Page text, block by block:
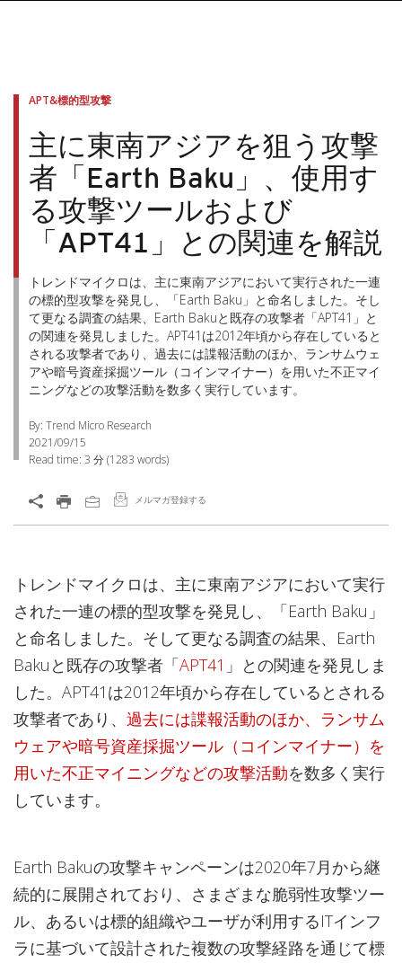
APT&標的型攻撃
主に東南アジアを狙う攻撃
者「Earth Baku」、使用す
る攻撃ツールおよび
「APT41」との関連を解説
トレンドマイクロは、主に東南アジアにおいて実行された一連
の標的型攻撃を発見し、「Earth Baku」と命名しました。そし
て更なる調査の結果、Earth Bakuと既存の攻撃者「APT41」と
の関連を発見しました。APT41は2012年頃から存在していると
される攻撃者であり、過去には諜報活動のほか、ランサムウェ
アや暗号資産採掘ツール（コインマイナー）を用いた不正マイ
ニングなどの攻撃活動を数多く実行しています。
By: Trend Micro Research
2021/09/15
Read time: 3 分(1283 words)
メルマガ登録する
トレンドマイクロは、主に東南アジアにおいて実行
された一連の標的型攻撃を発見し、「Earth Baku」
と命名しました。そして更なる調査の結果、Earth
Bakuと既存の攻撃者「APT41 」との関連を発見しま
した。APT41は2012年頃から存在しているとされる
攻撃者であり、 過去には諜報活動のほか、ランサム
ウェアや暗号資産採掘ツール（コインマイナー）を
用いた不正マイニングなどの攻撃活動を数多く実行
しています。
Earth Bakuの攻撃キャンペーンは2020年7月から継
続的に展開されており、さまざまな脆弱性攻撃ツー
ル、あるいは標的組織やユーザが利用するITインフ
ラに基づいて設計された複数の攻撃経路を通じて標